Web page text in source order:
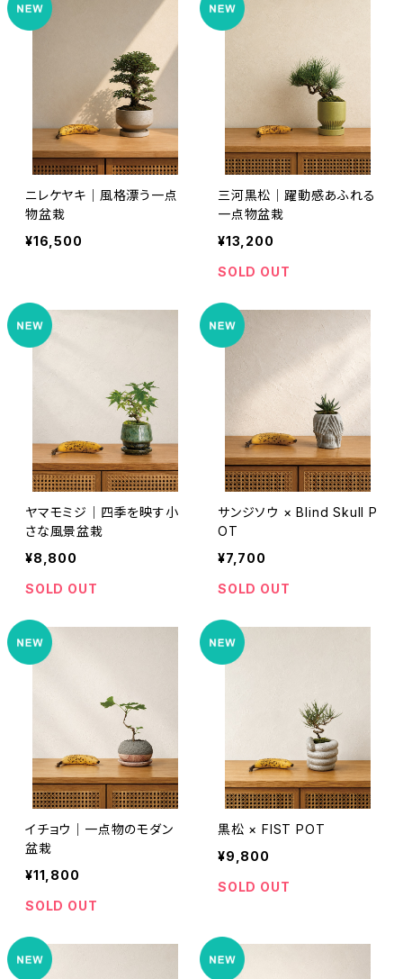
ニレケヤキ｜風格漂う一点
物盆栽
¥16,500
三河黒松｜躍動感あふれる
一点物盆栽
¥13,200
SOLD OUT
ヤマモミジ｜四季を映す小
さな風景盆栽
¥8,800
SOLD OUT
サンジソウ × Blind Skull P
OT
¥7,700
SOLD OUT
イチョウ｜一点物のモダン
盆栽
¥11,800
SOLD OUT
黒松 × FIST POT
¥9,800
SOLD OUT